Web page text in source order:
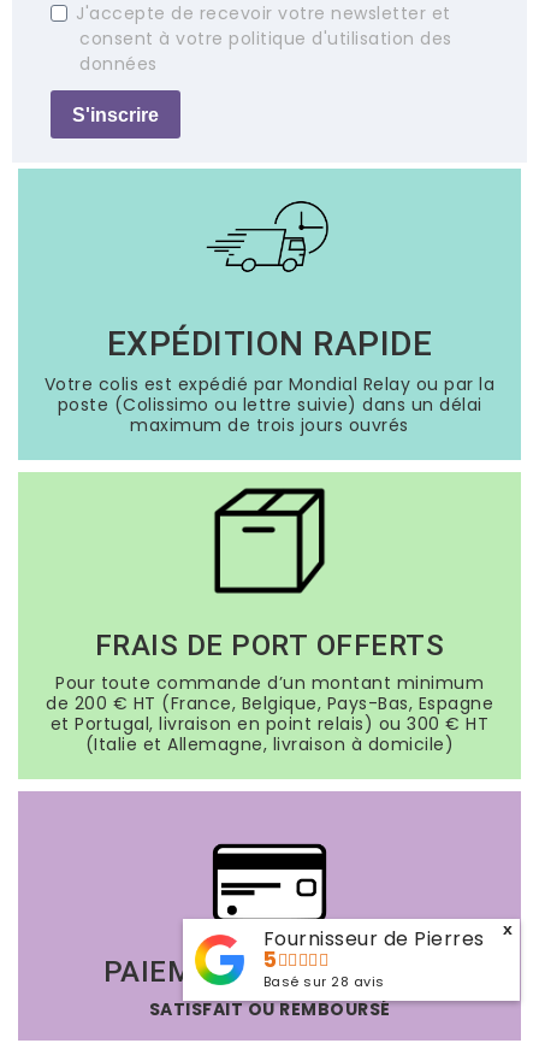
J'accepte de recevoir votre newsletter et
consent à votre politique d'utilisation des
données
S'inscrire
EXPÉDITION RAPIDE
Votre colis est expédié par Mondial Relay ou par la
poste (Colissimo ou lettre suivie) dans un délai
maximum de trois jours ouvrés
FRAIS DE PORT OFFERTS
Pour toute commande d’un montant minimum
de 200 € HT (France, Belgique, Pays-Bas, Espagne
et Portugal, livraison en point relais) ou 300 € HT
(Italie et Allemagne, livraison à domicile)
PAIEMENTS SÉCURISÉS
SATISFAIT OU REMBOURSÉ
Fournisseur de Pierres
5
Basé sur 28 avis
x